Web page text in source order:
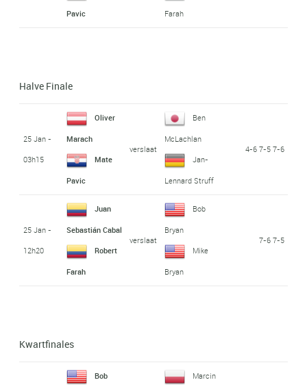
Pavic Farah
Halve Finale
25 Jan -
03h15
Oliver
Marach
Mate
Pavic
verslaat
Ben
McLachlan
Jan-
Lennard Struff
4-6 7-5 7-6
25 Jan -
12h20
Juan
Sebastián Cabal
Robert
Farah
verslaat
Bob
Bryan
Mike
Bryan
7-6 7-5
Kwartfinales
Bob Marcin